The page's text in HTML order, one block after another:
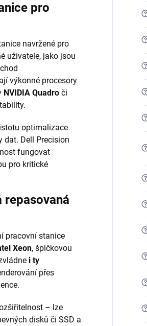
pro
navržené pro
uživatele, jako jsou
výkonné procesory
NVIDIA Quadro či
optimalizace
dat. Dell Precision
fungovat
pro kritické
repasovaná
pracovní stanice
Xeon, špičkovou
i ty
přes
– lze
disků či SSD a
?
?
?
?
?
?
?
?
?
?
?
?